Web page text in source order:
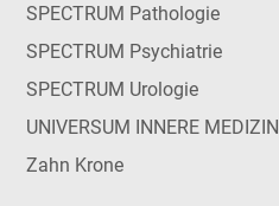
SPECTRUM Pathologie
SPECTRUM Psychiatrie
SPECTRUM Urologie
UNIVERSUM INNERE MEDIZIN
Zahn Krone